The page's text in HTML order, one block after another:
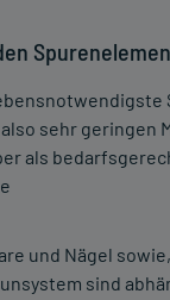
sehr geringen
als
und Nägel sowie,
sind